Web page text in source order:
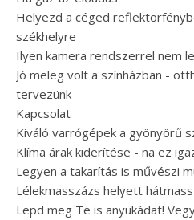
Helyezd a céged
székhelyre
Ilyen kamera rendszerrel nem
Jó meleg volt a színházban -
tervezünk
Kapcsolat
Kiváló varrógépek a gyönyörű
Klíma árak kiderítése - na ez
Legyen a takarítás is művészi
Lélekmasszázs helyett
Lepd meg Te is anyukádat!